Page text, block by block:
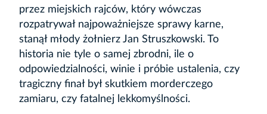
przez miejskich rajców, który wówczas
rozpatrywał najpoważniejsze sprawy karne,
stanął młody żołnierz Jan Struszkowski. To
historia nie tyle o samej zbrodni, ile o
odpowiedzialności, winie i próbie ustalenia, czy
tragiczny finał był skutkiem morderczego
zamiaru, czy fatalnej lekkomyślności.